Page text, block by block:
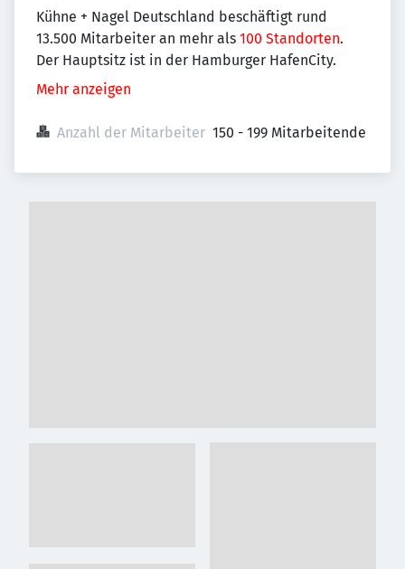
Kühne + Nagel Deutschland beschäftigt rund
13.500 Mitarbeiter an mehr als 100 Standorten.
Der Hauptsitz ist in der Hamburger HafenCity.
Mehr anzeigen
Anzahl der Mitarbeiter 150 - 199 Mitarbeitende